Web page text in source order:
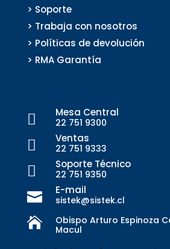
> Soporte
> Trabaja con nosotros
> Políticas de devolución
> RMA Garantía
 Mesa Central
22 751 9300
 Ventas
22 751 9333
 Soporte Técnico
22 751 9350
 E-mail
sistek@sistek.cl

Obispo Arturo Espinoza
Macul